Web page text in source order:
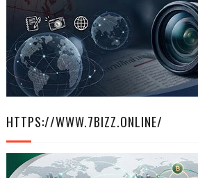
HTTPS://WWW.7BIZZ.ONLINE/